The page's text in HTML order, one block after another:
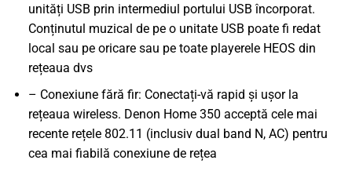
unități USB prin intermediul portului USB încorporat.
Conținutul muzical de pe o unitate USB poate fi redat
local sau pe oricare sau pe toate playerele HEOS din
rețeaua dvs
– Conexiune fără fir: Conectați-vă rapid și ușor la
rețeaua wireless. Denon Home 350 acceptă cele mai
recente rețele 802.11 (inclusiv dual band N, AC) pentru
cea mai fiabilă conexiune de rețea